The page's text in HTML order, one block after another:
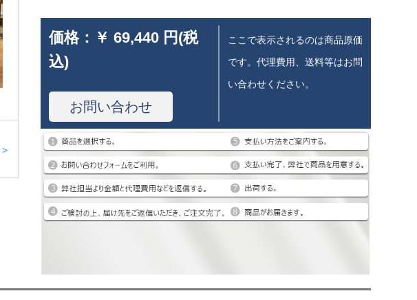
>
価格： ￥ 69,440 円(税
込)
お問い合わせ
ここで表示されるのは商品原価
です。代理費用、送料等はお問
い合わせください。